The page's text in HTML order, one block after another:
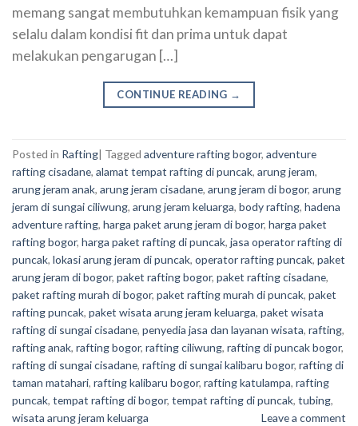
memang sangat membutuhkan kemampuan fisik yang
selalu dalam kondisi fit dan prima untuk dapat
melakukan pengarugan […]
CONTINUE READING →
Posted in Rafting| Tagged adventure rafting bogor, adventure
rafting cisadane, alamat tempat rafting di puncak, arung jeram,
arung jeram anak, arung jeram cisadane, arung jeram di bogor, arung
jeram di sungai ciliwung, arung jeram keluarga, body rafting, hadena
adventure rafting, harga paket arung jeram di bogor, harga paket
rafting bogor, harga paket rafting di puncak, jasa operator rafting di
puncak, lokasi arung jeram di puncak, operator rafting puncak, paket
arung jeram di bogor, paket rafting bogor, paket rafting cisadane,
paket rafting murah di bogor, paket rafting murah di puncak, paket
rafting puncak, paket wisata arung jeram keluarga, paket wisata
rafting di sungai cisadane, penyedia jasa dan layanan wisata, rafting,
rafting anak, rafting bogor, rafting ciliwung, rafting di puncak bogor,
rafting di sungai cisadane, rafting di sungai kalibaru bogor, rafting di
taman matahari, rafting kalibaru bogor, rafting katulampa, rafting
puncak, tempat rafting di bogor, tempat rafting di puncak, tubing,
wisata arung jeram keluarga
Leave a comment